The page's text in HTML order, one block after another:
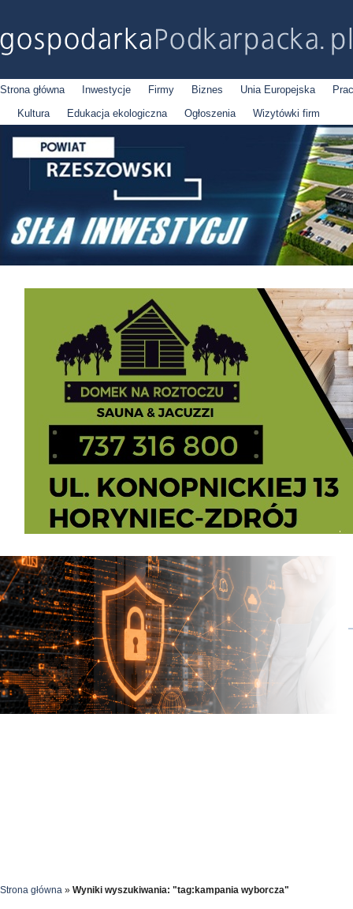
Strona główna Inwestycje Firmy Biznes Unia Europejska
Kultura
Edukacja ekologiczna Ogłoszenia Wizytówki firm
Strona główna » Wyniki wyszukiwania: "tag:kampania wyborcza"